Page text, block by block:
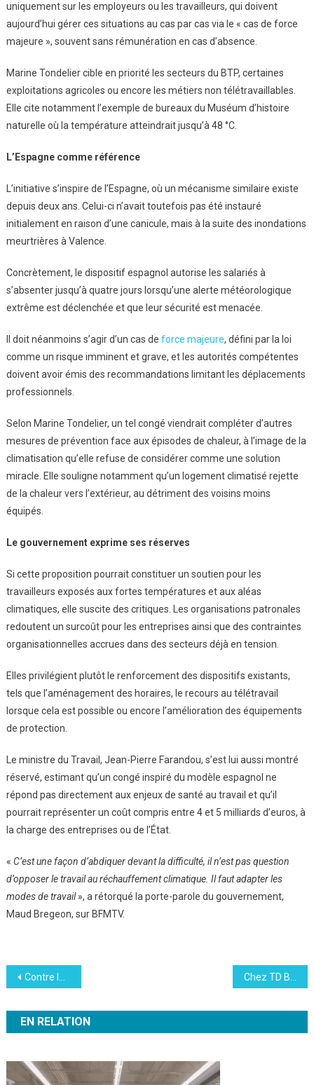
uniquement sur les employeurs ou les travailleurs, qui doivent
aujourd’hui gérer ces situations au cas par cas via le « cas de force
majeure », souvent sans rémunération en cas d’absence.
Marine Tondelier cible en priorité les secteurs du BTP, certaines
exploitations agricoles ou encore les métiers non télétravaillables.
Elle cite notamment l’exemple de bureaux du Muséum d’histoire
naturelle où la température atteindrait jusqu’à 48 °C.
L’Espagne comme référence
L’initiative s’inspire de l’Espagne, où un mécanisme similaire existe
depuis deux ans. Celui-ci n’avait toutefois pas été instauré
initialement en raison d’une canicule, mais à la suite des inondations
meurtrières à Valence.
Concrètement, le dispositif espagnol autorise les salariés à
s’absenter jusqu’à quatre jours lorsqu’une alerte météorologique
extrême est déclenchée et que leur sécurité est menacée.
Il doit néanmoins s’agir d’un cas de force majeure, défini par la loi
comme un risque imminent et grave, et les autorités compétentes
doivent avoir émis des recommandations limitant les déplacements
professionnels.
Selon Marine Tondelier, un tel congé viendrait compléter d’autres
mesures de prévention face aux épisodes de chaleur, à l’image de la
climatisation qu’elle refuse de considérer comme une solution
miracle. Elle souligne notamment qu’un logement climatisé rejette
de la chaleur vers l’extérieur, au détriment des voisins moins
équipés.
Le gouvernement exprime ses réserves
Si cette proposition pourrait constituer un soutien pour les
travailleurs exposés aux fortes températures et aux aléas
climatiques, elle suscite des critiques. Les organisations patronales
redoutent un surcoût pour les entreprises ainsi que des contraintes
organisationnelles accrues dans des secteurs déjà en tension.
Elles privilégient plutôt le renforcement des dispositifs existants,
tels que l’aménagement des horaires, le recours au télétravail
lorsque cela est possible ou encore l’amélioration des équipements
de protection.
Le ministre du Travail, Jean-Pierre Farandou, s’est lui aussi montré
réservé, estimant qu’un congé inspiré du modèle espagnol ne
répond pas directement aux enjeux de santé au travail et qu’il
pourrait représenter un coût compris entre 4 et 5 milliards d’euros, à
la charge des entreprises ou de l’État.
« C’est une façon d’abdiquer devant la difficulté, il n’est pas question
d’opposer le travail au réchauffement climatique. Il faut adapter les
modes de travail», a rétorqué la porte-parole du gouvernement,
Maud Bregeon, sur BFMTV.
Navigation
de
l’article
Contre le cadmium, la France légifère (enfin) Chez TD Bank, la surveillance au travail qui inquiète
EN RELATION